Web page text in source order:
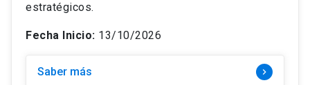
estratégicos.
Fecha Inicio: 13/10/2026
Saber más keyboard_arrow_right